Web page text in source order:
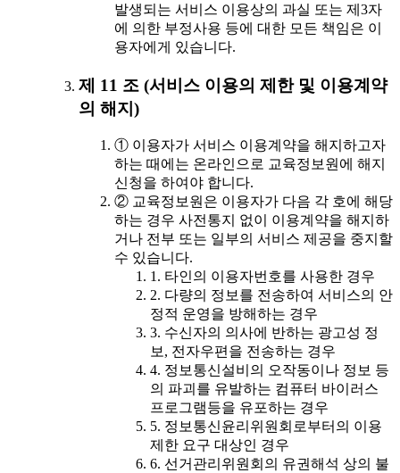
발생되는 서비스 이용상의 과실 또는 제3자
에 의한 부정사용 등에 대한 모든 책임은 이
용자에게 있습니다.
제 11 조 (서비스 이용의 제한 및 이용계약
의 해지)
① 이용자가 서비스 이용계약을 해지하고자
하는 때에는 온라인으로 교육정보원에 해지
신청을 하여야 합니다.
② 교육정보원은 이용자가 다음 각 호에 해당
하는 경우 사전통지 없이 이용계약을 해지하
거나 전부 또는 일부의 서비스 제공을 중지할
수 있습니다.
1. 타인의 이용자번호를 사용한 경우
2. 다량의 정보를 전송하여 서비스의 안
정적 운영을 방해하는 경우
3. 수신자의 의사에 반하는 광고성 정
보, 전자우편을 전송하는 경우
4. 정보통신설비의 오작동이나 정보 등
의 파괴를 유발하는 컴퓨터 바이러스
프로그램등을 유포하는 경우
5. 정보통신윤리위원회로부터의 이용
제한 요구 대상인 경우
6. 선거관리위원회의 유권해석 상의 불